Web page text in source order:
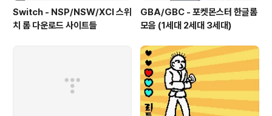
Switch - NSP/NSW/XCI 스위
치 롬 다운로드 사이트들
GBA/GBC - 포켓몬스터 한글롬
모음 (1세대 2세대 3세대)